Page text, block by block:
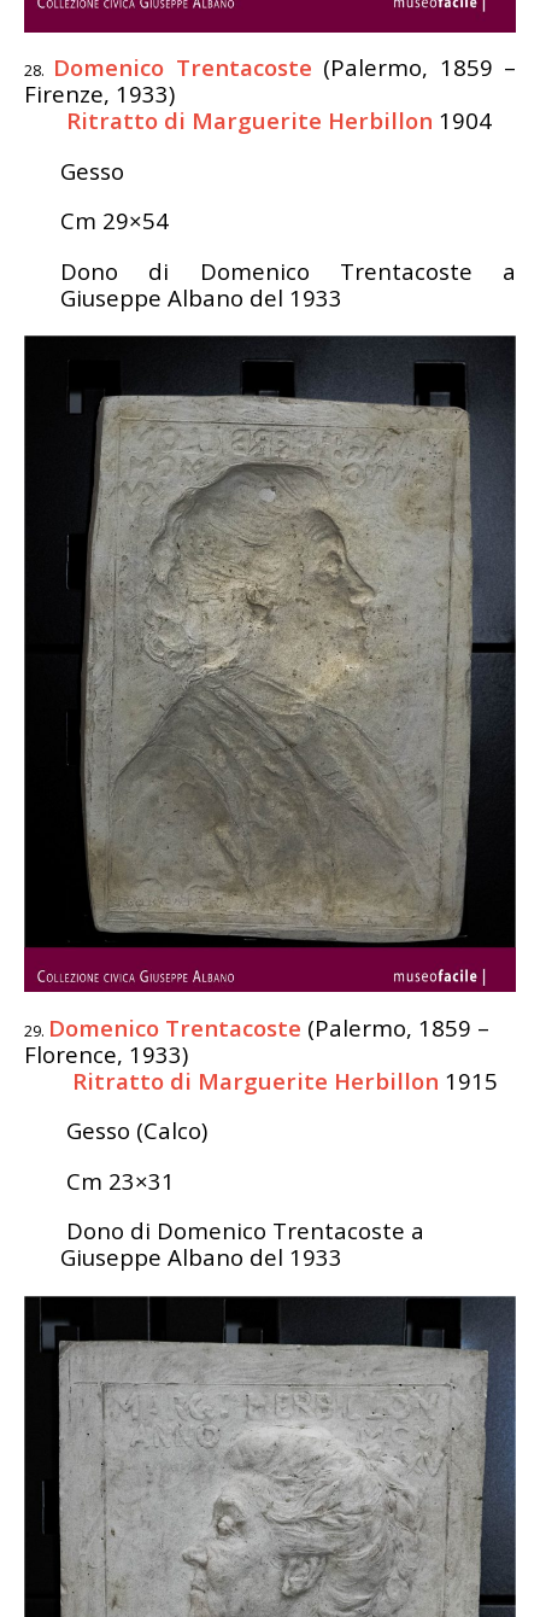
Domenico Trentacoste (Palermo, 1859 –
Firenze, 1933)
Ritratto di Marguerite Herbillon 1904
Gesso
Cm 29×54
Dono di Domenico Trentacoste a
Giuseppe Albano del 1933
Domenico Trentacoste (Palermo, 1859 –
Florence, 1933)
Ritratto di Marguerite Herbillon 1915
Gesso (Calco)
Cm 23×31
Dono di Domenico Trentacoste a
Giuseppe Albano del 1933